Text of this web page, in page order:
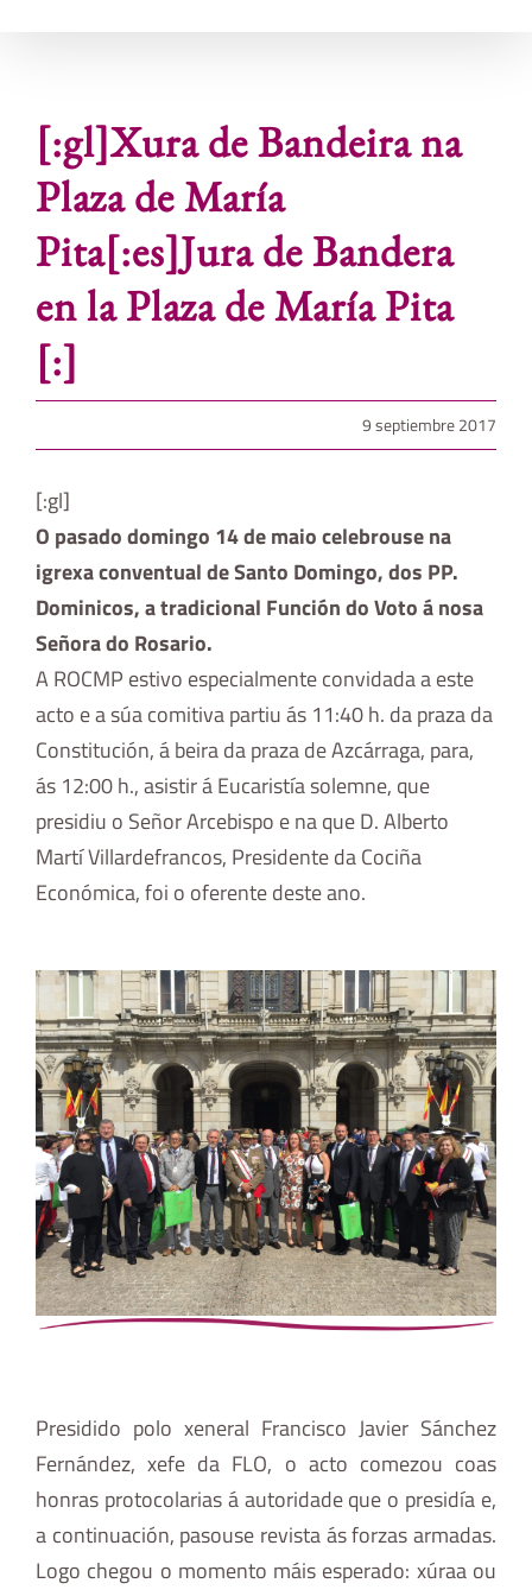
[:gl]Xura de Bandeira na
Plaza de María
Pita[:es]Jura de Bandera
en la Plaza de María Pita
[:]
9 septiembre 2017
[:gl]
O pasado domingo 14 de maio celebrouse na
igrexa conventual de Santo Domingo, dos PP.
Dominicos, a tradicional Función do Voto á nosa
Señora do Rosario.
A ROCMP estivo especialmente convidada a este
acto e a súa comitiva partiu ás 11:40 h. da praza da
Constitución, á beira da praza de Azcárraga, para,
ás 12:00 h., asistir á Eucaristía solemne, que
presidiu o Señor Arcebispo e na que D. Alberto
Martí Villardefrancos, Presidente da Cociña
Económica, foi o oferente deste ano.
Presidido polo xeneral Francisco Javier Sánchez
Fernández, xefe da FLO, o acto comezou coas
honras protocolarias á autoridade que o presidía e,
a continuación, pasouse revista ás forzas armadas.
Logo chegou o momento máis esperado: xúraa ou